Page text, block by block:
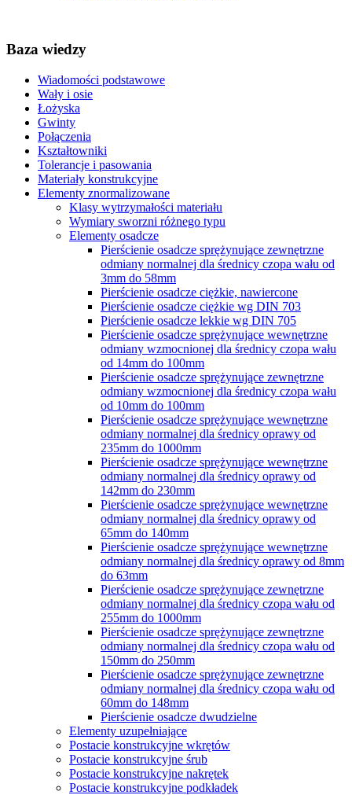
Baza wiedzy
Wiadomości podstawowe
Wały i osie
Łożyska
Gwinty
Połączenia
Kształtowniki
Tolerancje i pasowania
Materiały konstrukcyjne
Elementy znormalizowane
Klasy wytrzymałości materiału
Wymiary sworzni różnego typu
Elementy osadcze
Pierścienie osadcze sprężynujące zewnętrzne
odmiany normalnej dla średnicy czopa wału od
3mm do 58mm
Pierścienie osadcze ciężkie, nawiercone
Pierścienie osadcze ciężkie wg DIN 703
Pierścienie osadcze lekkie wg DIN 705
Pierścienie osadcze sprężynujące wewnętrzne
odmiany wzmocnionej dla średnicy czopa wału
od 14mm do 100mm
Pierścienie osadcze sprężynujące zewnętrzne
odmiany wzmocnionej dla średnicy czopa wału
od 10mm do 100mm
Pierścienie osadcze sprężynujące wewnętrzne
odmiany normalnej dla średnicy oprawy od
235mm do 1000mm
Pierścienie osadcze sprężynujące wewnętrzne
odmiany normalnej dla średnicy oprawy od
142mm do 230mm
Pierścienie osadcze sprężynujące wewnętrzne
odmiany normalnej dla średnicy oprawy od
65mm do 140mm
Pierścienie osadcze sprężynujące wewnętrzne
odmiany normalnej dla średnicy oprawy od 8mm
do 63mm
Pierścienie osadcze sprężynujące zewnętrzne
odmiany normalnej dla średnicy czopa wału od
255mm do 1000mm
Pierścienie osadcze sprężynujące zewnętrzne
odmiany normalnej dla średnicy czopa wału od
150mm do 250mm
Pierścienie osadcze sprężynujące zewnętrzne
odmiany normalnej dla średnicy czopa wału od
60mm do 148mm
Pierścienie osadcze dwudzielne
Elementy uzupełniające
Postacie konstrukcyjne wkrętów
Postacie konstrukcyjne śrub
Postacie konstrukcyjne nakrętek
Postacie konstrukcyjne podkładek